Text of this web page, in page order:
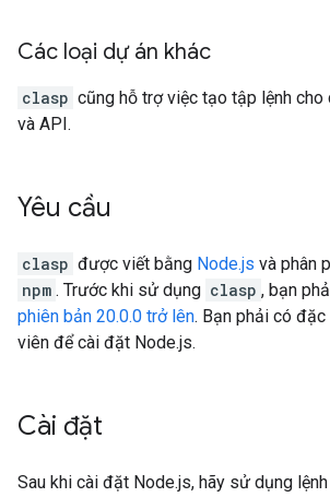
Các loại dự án khác
clasp cũng hỗ trợ việc tạo tập lệnh
và API.
Yêu cầu
clasp được viết bằng Node.js và phân
npm . Trước khi sử dụng clasp , bạn
phiên bản 20.0.0 trở lên. Bạn phải có
viên để cài đặt Node.js.
Cài đặt
Sau khi cài đặt Node.js, hãy sử dụng lệnh